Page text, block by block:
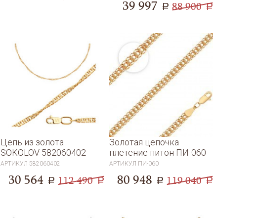
39 997 a 88 900 a
Цепь из золота
SOKOLOV 582060402
АРТИКУЛ 582060402
30 564 a 112 490 a
Золотая цепочка
плетение питон ПИ-060
АРТИКУЛ ПИ-060
80 948 a 119 040 a